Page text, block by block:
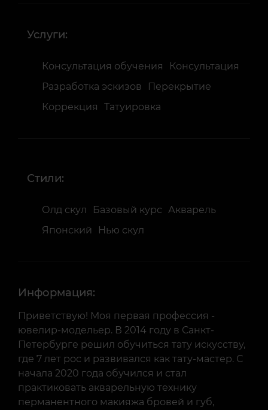
Услуги:
Консультация обучения
Консультация
Разработка эскизов
Перекрытие
Коррекция
Татуировка
Стили:
Олд скул Базовый курс Акварель
Японский
Нью скул
Информация:
Приветствую! Моя первая профессия -
ювелир-модельер. В 2014 году в Санкт-
Петербурге решил обучиться тату искусству,
где 7 лет рос и развивался как тату-мастер. С
начала 2020 года обучился и стал
практиковать акварельную технику
перманентного макияжа бровей и губ,